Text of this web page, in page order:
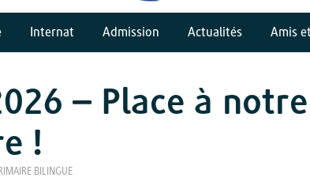
Internat Admission Actualités Amis
– Place à notre
!
BILINGUE